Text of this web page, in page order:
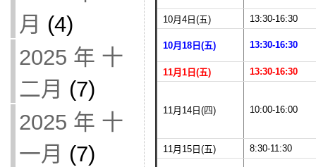
月 (4)
2025 年 十
二月 (7)
2025 年 十
一月 (7)
10月4日(五) 13:30-16:30
10月18日(五) 13:30-16:30
11月1日(五) 13:30-16:30
11月14日(四) 10:00-16:00
11月15日(五) 8:30-11:30